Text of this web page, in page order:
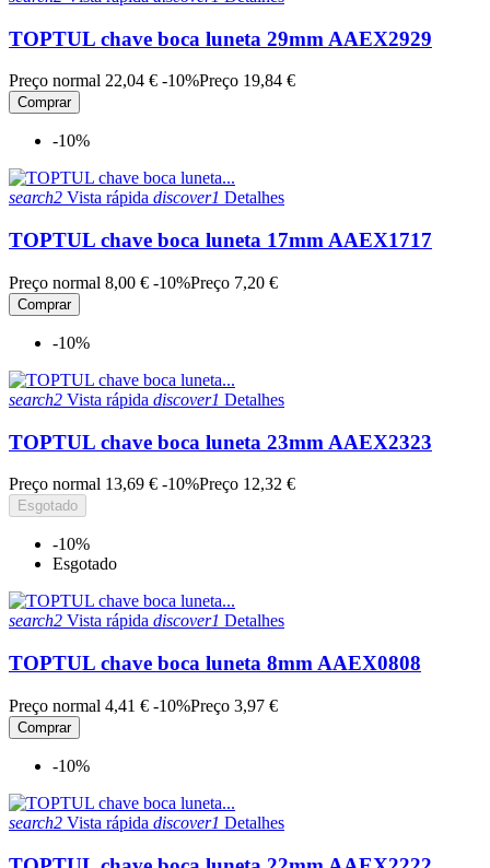
TOPTUL chave boca luneta 29mm AAEX2929
Preço normal 22,04 € -10%Preço 19,84 €
Comprar
-10%
search2 Vista rápida discover1 Detalhes
TOPTUL chave boca luneta 17mm AAEX1717
Preço normal 8,00 € -10%Preço 7,20 €
Comprar
-10%
search2 Vista rápida discover1 Detalhes
TOPTUL chave boca luneta 23mm AAEX2323
Preço normal 13,69 € -10%Preço 12,32 €
Esgotado
-10%
Esgotado
search2 Vista rápida discover1 Detalhes
TOPTUL chave boca luneta 8mm AAEX0808
Preço normal 4,41 € -10%Preço 3,97 €
Comprar
-10%
search2 Vista rápida discover1 Detalhes